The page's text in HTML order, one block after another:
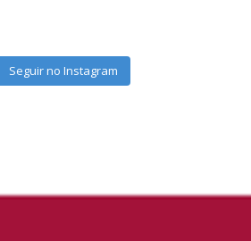
Seguir no Instagram